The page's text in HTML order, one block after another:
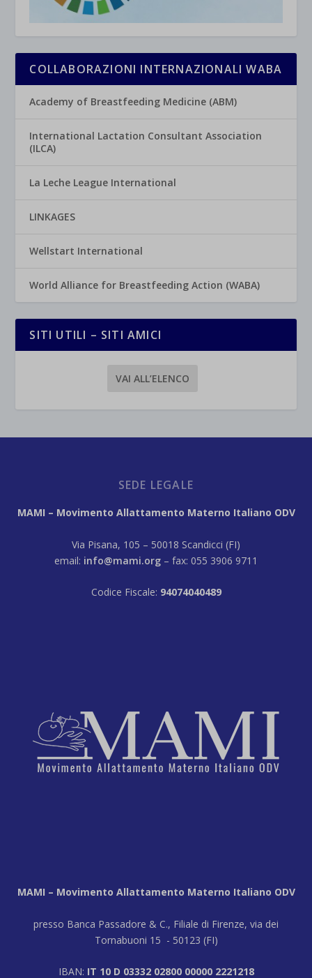
COLLABORAZIONI INTERNAZIONALI WABA
Academy of Breastfeeding Medicine (ABM)
International Lactation Consultant Association
(ILCA)
La Leche League International
LINKAGES
Wellstart International
World Alliance for Breastfeeding Action (WABA)
SITI UTILI – SITI AMICI
VAI ALL’ELENCO
SEDE LEGALE
MAMI – Movimento Allattamento Materno Italiano ODV
Via Pisana, 105 – 50018 Scandicci (FI)
email: info@mami.org – fax: 055 3906 9711
Codice Fiscale: 94074040489
MAMI – Movimento Allattamento Materno Italiano ODV
presso Banca Passadore & C., Filiale di Firenze, via dei
Tornabuoni 15 - 50123 (FI)
IBAN: IT 10 D 03332 02800 00000 2221218